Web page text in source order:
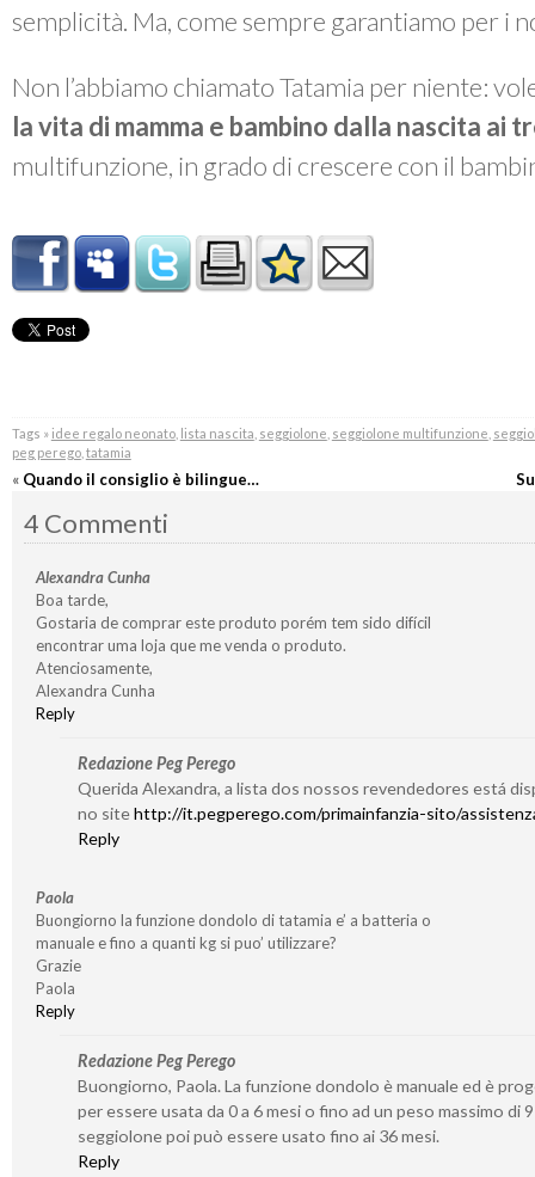
semplicità. Ma, come sempre garantiamo per i
Non l’abbiamo chiamato Tatamia per niente:
la vita di mamma e bambino dalla nascita ai
multifunzione, in grado di crescere con il
Tags » idee regalo neonato, lista nascita seggiolone seggiolone multifunzione
peg perego, tatamia
« Quando il consiglio è bilingue…
4 Commenti
Alexandra Cunha
Boa tarde,
Gostaria de comprar este produto porém tem sido difícil
encontrar uma loja que me venda o produto.
Atenciosamente,
Alexandra Cunha
Reply
Redazione Peg Perego
Querida Alexandra, a lista dos nossos revendedores está
no sitehttp://it.pegperego.com/primainfanzia-sito/
Reply
Paola
Buongiorno la funzione dondolo di tatamia e’ a batteria o
manuale e fino a quanti kg si puo’ utilizzare?
Grazie
Paola
Reply
Redazione Peg Perego
Buongiorno, Paola. La funzione dondolo è manuale ed è
per essere usata da 0 a 6 mesi o fino ad un peso massimo di
seggiolone poi può essere usato fino ai 36 mesi.
Reply